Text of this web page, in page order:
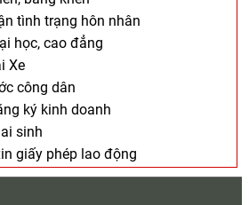
tình trạng hôn nhân
học, cao đẳng
Xe
công dân
ký kinh doanh
sinh
giấy phép lao động